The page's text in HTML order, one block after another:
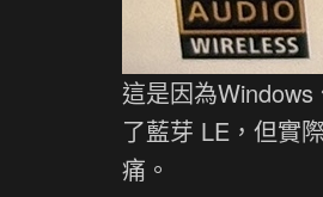
這是因為
了藍芽 LE，但實
痛。